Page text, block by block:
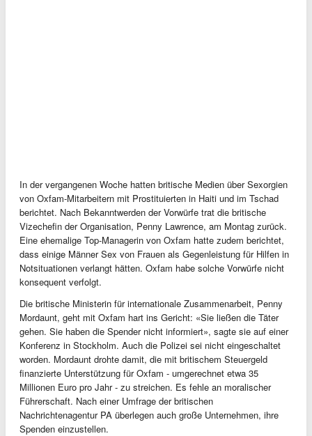
In der vergangenen Woche hatten britische Medien über Sexorgien
von Oxfam-Mitarbeitern mit Prostituierten in Haiti und im Tschad
berichtet. Nach Bekanntwerden der Vorwürfe trat die britische
Vizechefin der Organisation, Penny Lawrence, am Montag zurück.
Eine ehemalige Top-Managerin von Oxfam hatte zudem berichtet,
dass einige Männer Sex von Frauen als Gegenleistung für Hilfen in
Notsituationen verlangt hätten. Oxfam habe solche Vorwürfe nicht
konsequent verfolgt.
Die britische Ministerin für internationale Zusammenarbeit, Penny
Mordaunt, geht mit Oxfam hart ins Gericht: «Sie ließen die Täter
gehen. Sie haben die Spender nicht informiert», sagte sie auf einer
Konferenz in Stockholm. Auch die Polizei sei nicht eingeschaltet
worden. Mordaunt drohte damit, die mit britischem Steuergeld
finanzierte Unterstützung für Oxfam - umgerechnet etwa 35
Millionen Euro pro Jahr - zu streichen. Es fehle an moralischer
Führerschaft. Nach einer Umfrage der britischen
Nachrichtenagentur PA überlegen auch große Unternehmen, ihre
Spenden einzustellen.